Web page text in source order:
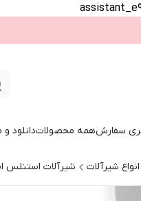
سفارشهمه محصولاتدانلود
انواع شیرآلات شیرآلات استنلس